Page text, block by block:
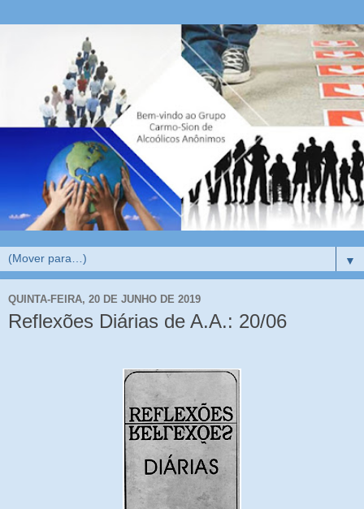
▼
QUINTA-FEIRA, 20 DE JUNHO DE 2019
Reflexões Diárias de A.A.: 20/06